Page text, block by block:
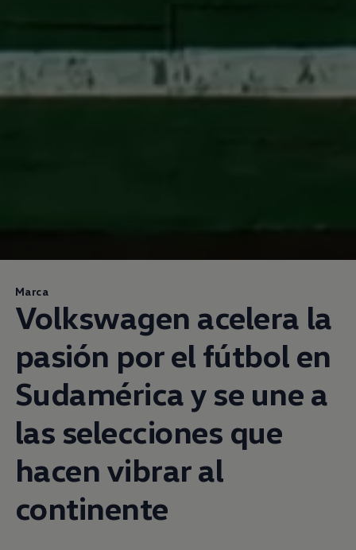
Marca
Volkswagen acelera la
pasión por el fútbol en
Sudamérica y se une a
las selecciones que
hacen vibrar al
continente